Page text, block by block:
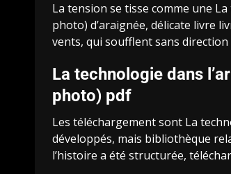
La tension se tisse comme une
photo) d’araignée, délicate livre
vents, qui soufflent sans direction
La technologie dans
photo) pdf
Les téléchargement sont La
développés, mais bibliothèque
l’histoire a été structurée,